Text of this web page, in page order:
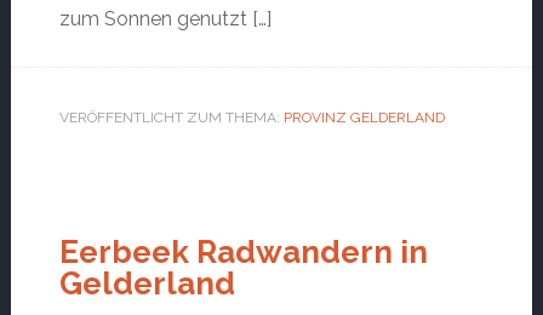
zum Sonnen genutzt […]
VERÖFFENTLICHT ZUM THEMA: PROVINZ GELDERLAND
Eerbeek Radwandern in
Gelderland